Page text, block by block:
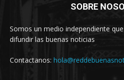
SOBRE
Somos un medio independiente
difundir las buenas noticias
Contactanos: